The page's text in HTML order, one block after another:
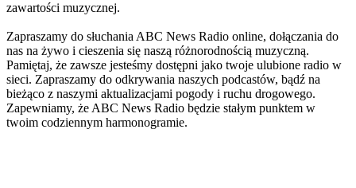
zawartości muzycznej.
Zapraszamy do słuchania ABC News Radio online, dołączania do
nas na żywo i cieszenia się naszą różnorodnością muzyczną.
Pamiętaj, że zawsze jesteśmy dostępni jako twoje ulubione radio w
sieci. Zapraszamy do odkrywania naszych podcastów, bądź na
bieżąco z naszymi aktualizacjami pogody i ruchu drogowego.
Zapewniamy, że ABC News Radio będzie stałym punktem w
twoim codziennym harmonogramie.